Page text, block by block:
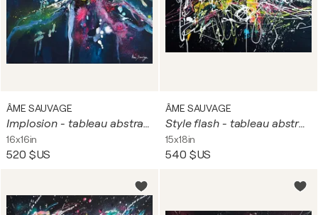
ÂME SAUVAGE
Implosion - tableau abstrait coloré sur fond noir
16x16in
520 $US
ÂME SAUVAGE
Style flash - tableau abstrait multicolore sur fond noir
15x18in
540 $US